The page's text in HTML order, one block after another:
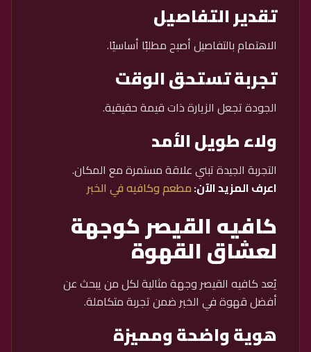
تقدير التفاصيل
الاهتمام بالتفاصيل أصبح مطلبًا أساسيًا.
تجربة تستحق الوقت
الجودة تجعل الزيارة ذات قيمة حقيقية.
ولاء طويل الأمد
التجربة الجيدة تبني علاقة مستمرة مع المكان.
اعرف المزيد الآن:مطعم وكافيه في الخبر
كافيه القيصر كوجهة
لعشاق القهوة
يُعد كافيه القيصر وجهة مثالية لكل من يبحث عن
أفضل قهوة في الخبر ضمن تجربة متكاملة.
هوية واضحة ومميزة